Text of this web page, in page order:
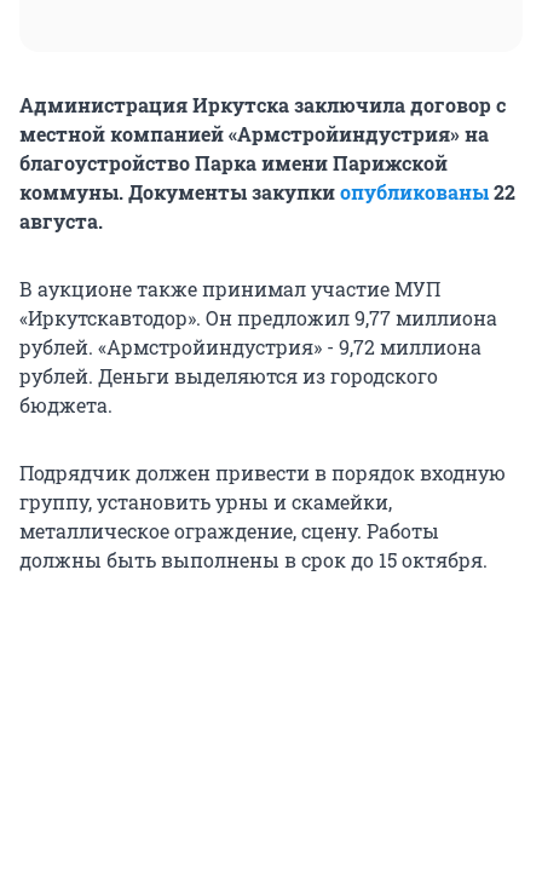
Администрация Иркутска заключила договор с
местной компанией «Армстройиндустрия» на
благоустройство Парка имени Парижской
коммуны. Документы закупкиопубликованы22
августа.
В аукционе также принимал участие МУП
«Иркутскавтодор». Он предложил 9,77 миллиона
рублей. «Армстройиндустрия» - 9,72 миллиона
рублей. Деньги выделяются из городского
бюджета.
Подрядчик должен привести в порядок входную
группу, установить урны и скамейки,
металлическое ограждение, сцену. Работы
должны быть выполнены в срок до 15 октября.